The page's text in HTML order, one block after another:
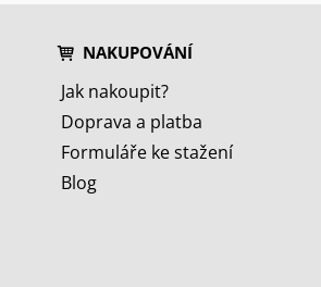
NAKUPOVÁNÍ
Jak nakoupit?
Doprava a platba
Formuláře ke stažení
Blog